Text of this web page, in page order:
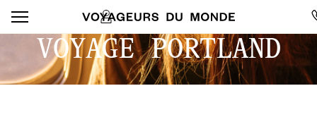
VOYAGE PORTLAND